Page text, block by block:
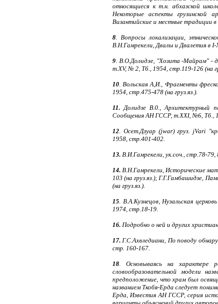
относящиеся к т.н. абхазской
Некоторые аспекты грузинской
Византийские и местные традиции
8 . Вопросы локализации,
В.Н.Гамрекели, Двалы и Двалетия в I-
9 . В.О.Долидэе, "Хозита -Майрам" -
т.XV, № 2, Тб., 1954, стр.119-126 (на
10 . Вольская А,И., Фрагменты
1954, стр.475-478 (на груз.яз.).
11. Долидзе В.0., Архитектурный
Сообщения АН ГССР, т.XXI, №6, Тб.,
12 . Осет.Дзуар (jwar) груз. jVari
1958, стр.401-402.
13. В.И.Гамрекели, ук.соч., стр.78-79,
14. В.Н.Гамрекели, Исторические
103 (на груз.яз.); Г.Г.Гамбашидзе,
(на груз.яз.).
15 . В.А.Кузнецов, Нузальская
1974, стр.18-19.
16. Подробно о ней и других
17. Г.С.Ахвледиани, По поводу
стр. 160-167.
18 . Основываясь на характере
словообразовательной модели
предположение, что храм был
названием Ткобя-Ерда следует
Ерда, Известия АН ГССР, серия